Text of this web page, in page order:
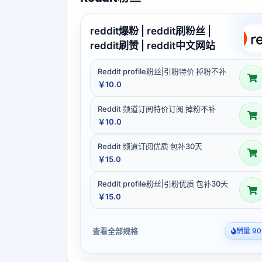
reddit爆粉 | reddit刷粉丝 |
reddit刷赞 | reddit中文网站
Reddit profile粉丝|引粉特价 掉粉不补
￥10.0
Reddit 频道订阅特价订阅 掉粉不补
￥10.0
Reddit 频道订阅优质 包补30天
￥15.0
Reddit profile粉丝|引粉优质 包补30天
￥15.0
查看全部规格 销量